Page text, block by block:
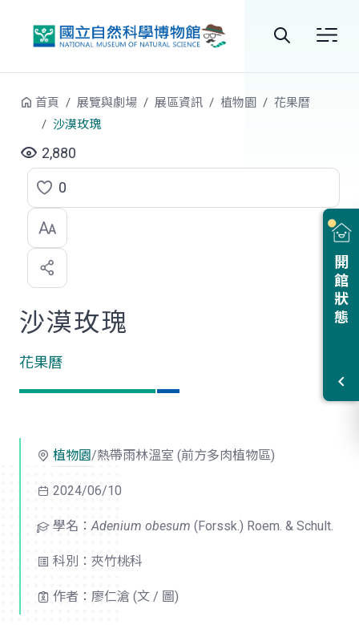
站
開館狀態
首頁 展覽與劇場 展區資訊 植物園
花果曆
沙漠玫瑰
2,880
點
選
喜
歡
0
沙漠玫瑰
花果曆
植物園/熱帶雨林溫室 (前方多肉植物區)
2024/06/10
學名：Adenium obesum (Forssk.) Roem. & Schult.
科別：夾竹桃科
作者：廖仁滄 (文 / 圖)